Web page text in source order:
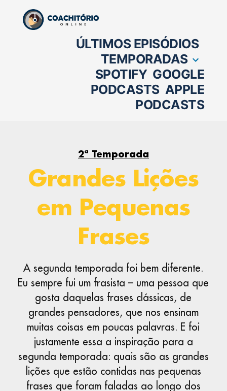
ÚLTIMOS EPISÓDIOS
TEMPORADAS
SPOTIFY GOOGLE
PODCASTS APPLE
PODCASTS
2ª Temporada
Grandes Lições
em Pequenas
Frases
A segunda temporada foi bem diferente.
Eu sempre fui um frasista – uma pessoa que
gosta daquelas frases clássicas, de
grandes pensadores, que nos ensinam
muitas coisas em poucas palavras. E foi
justamente essa a inspiração para a
segunda temporada: quais são as grandes
lições que estão contidas nas pequenas
frases que foram faladas ao longo dos